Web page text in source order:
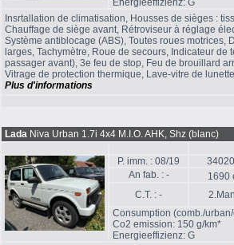
Energieeffizienz: G
Insrtallation de climatisation, Housses de sièges :
Chauffage de siège avant, Rétroviseur à réglage
Système antiblocage (ABS), Toutes roues
larges, Tachymètre, Roue de secours, Indicateur
passager avant), 3e feu de stop, Feu de brouillard
Vitrage de protection thermique, Lave-vitre de
Plus d'informations
Lada Niva Urban 1.7i 4x4 M.I.O. AHK, Shz (blanc)
P. imm. : 08/19
An fab. : -
1690
C.T. : -
Consumption (comb./
Co2 emission: 150 g/km*
Energieeffizienz: G